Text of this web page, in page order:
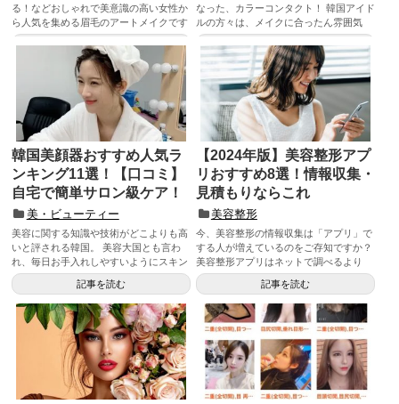
る！などおしゃれで美意識の高い女性か
ら人気を集める眉毛のアートメイクです
が、大阪でもアート...
記事を読む
なった、カラーコンタクト！ 韓国アイド
ルの方々は、メイクに合ったん雰囲気
の...
記事を読む
韓国美顔器おすすめ人気ラ
ンキング11選！【口コミ】
自宅で簡単サロン級ケア！
美・ビューティー
美容に関する知識や技術がどこよりも高
いと評される韓国。 美容大国とも言わ
れ、毎日お手入れしやすいようにスキン
ケ...
記事を読む
【2024年版】美容整形アプ
リおすすめ8選！情報収集・
見積もりならこれ
美容整形
今、美容整形の情報収集は「アプリ」で
する人が増えているのをご存知ですか？
美容整形アプリはネットで調べるより
も...
記事を読む